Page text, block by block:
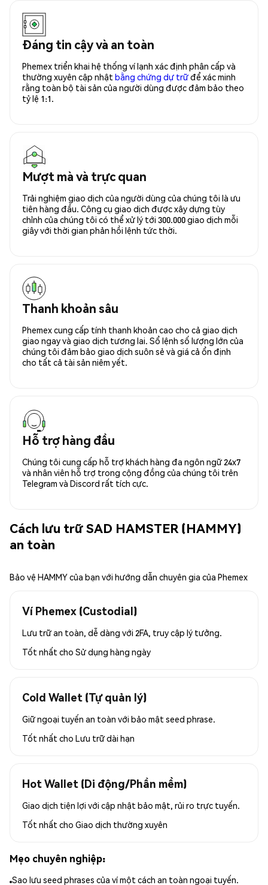
Đáng tin cậy và an toàn
Phemex triển khai hệ thống ví lạnh xác định phân cấp và
thường xuyên cập nhật bằng chứng dự trữđể xác minh
rằng toàn bộ tài sản của người dùng được đảm bảo theo
tỷ lệ 1:1.
Mượt mà và trực quan
Trải nghiệm giao dịch của người dùng của chúng tôi là ưu
tiên hàng đầu. Công cụ giao dịch được xây dựng tùy
chỉnh của chúng tôi có thể xử lý tới 300.000 giao dịch mỗi
giây với thời gian phản hồi lệnh tức thời.
Thanh khoản sâu
Phemex cung cấp tính thanh khoản cao cho cả giao dịch
giao ngay và giao dịch tương lai. Sổ lệnh số lượng lớn của
chúng tôi đảm bảo giao dịch suôn sẻ và giá cả ổn định
cho tất cả tài sản niêm yết.
Hỗ trợ hàng đầu
Chúng tôi cung cấp hỗ trợ khách hàng đa ngôn ngữ 24x7
và nhân viên hỗ trợ trong cộng đồng của chúng tôi trên
Telegram và Discord rất tích cực.
Cách lưu trữ SAD HAMSTER (HAMMY)
an toàn
Bảo vệ HAMMY của bạn với hướng dẫn chuyên gia của Phemex
Ví Phemex (Custodial)
Lưu trữ an toàn, dễ dàng với 2FA, truy cập lý tưởng.
Tốt nhất cho Sử dụng hàng ngày
Cold Wallet (Tự quản lý)
Giữ ngoại tuyến an toàn với bảo mật seed phrase.
Tốt nhất cho Lưu trữ dài hạn
Hot Wallet (Di động/Phần mềm)
Giao dịch tiện lợi với cập nhật bảo mật, rủi ro trực tuyến.
Tốt nhất cho Giao dịch thường xuyên
Mẹo chuyên nghiệp:
Sao lưu seed phrases của ví một cách an toàn ngoại tuyến.